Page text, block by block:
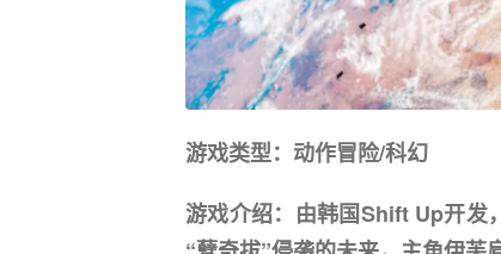
游戏类型：动作冒险/科幻
游戏介绍：由韩国Shift Up开发